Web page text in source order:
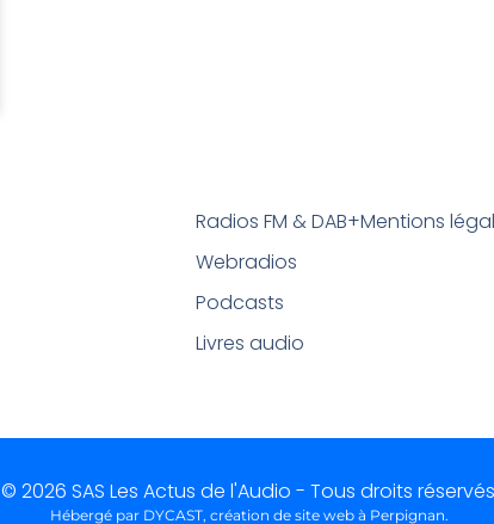
Radios FM & DAB+
Webradios
Podcasts
Livres audio
Mentions
© 2026 SAS Les Actus de l'Audio - Tous droits
Hébergé par DYCAST, création de site web à Perpignan.